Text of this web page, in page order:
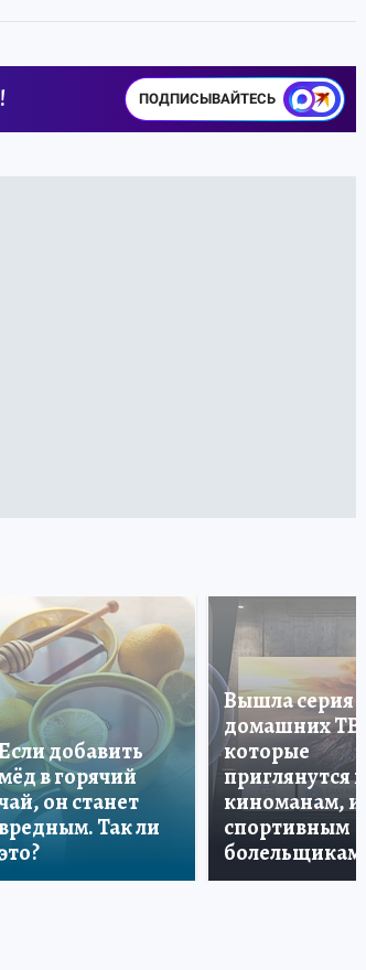
ПОДПИСЫВАЙТЕСЬ
добавить
в горячий
он станет
Так ли
это?
Вышла серия
домашних ТВ,
которые
приглянутся и
киноманам, и
спортивным
болельщикам